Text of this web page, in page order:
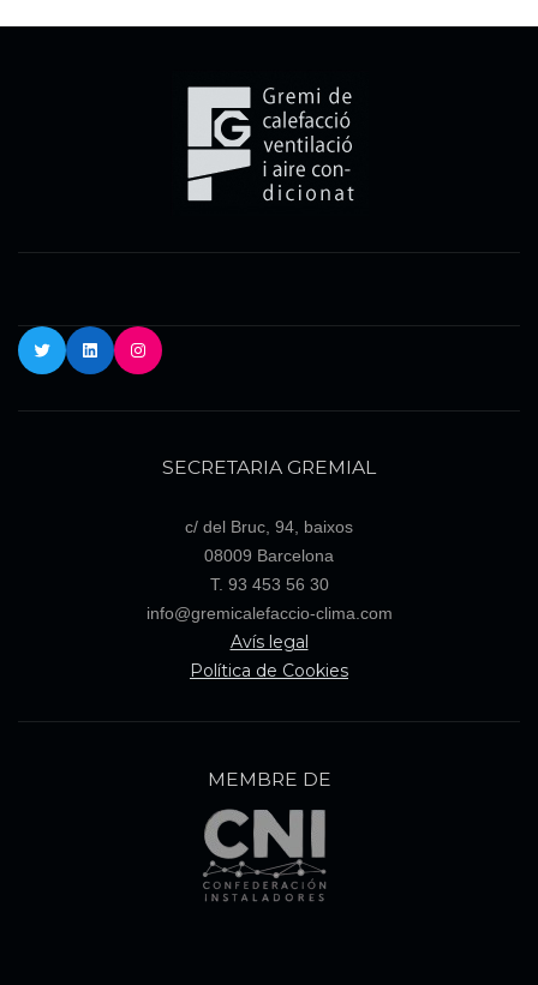
TwitterLinkedInInstagram
SECRETARIA GREMIAL
c/ del Bruc, 94, baixos
08009 Barcelona
T. 93 453 56 30
info@gremicalefaccio-clima.com
Avís legal
Política de Cookies
MEMBRE DE